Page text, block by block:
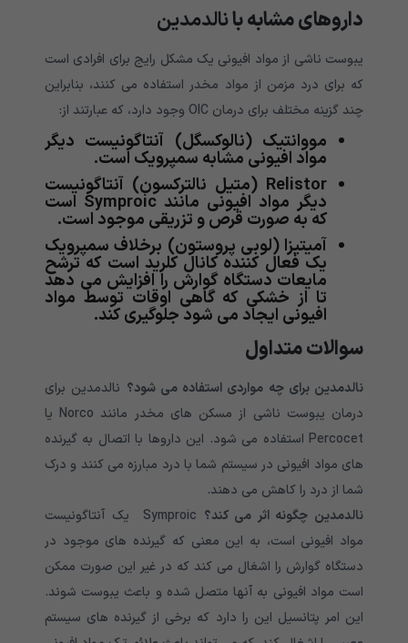
داروهای مشابه بانالدمدین
یبوست ناشی از مواد افیونی یک مشکل رایج برای افرادی است
که برای درد مزمن از مواد مخدر استفاده می کنند، بنابراین
چند گزینه مختلف برای درمان OIC وجود دارد، که عبارتند از:
مووانتیک (نالوکسگل) آنتاگونیست دیگر
مواد افیونی مشابه سمپرویک است.
Relistor (متیل نالترکسون) آنتاگونیست
دیگر مواد افیونی مانند Symproic است
که به صورت قرص و تزریقی موجود است.
آمیتیزا (لوبی پروستون) برخلاف سمپرویک
یک فعال کننده کانال کلرید است که ترشح
مایعات دستگاه گوارش را افزایش می دهد
تا از خشکی که گاهی اوقات توسط مواد
افیونی ایجاد می شود جلوگیری کند.
سوالات متداول
نالدمدین برای چه مواردی استفاده می شود؟ نالدمدین برای
درمان یبوست ناشی از مسکن های مخدر مانند Norco یا
Percocet استفاده می شود. این داروها با اتصال به گیرنده
های مواد افیونی در سیستم شما با درد مبارزه می کنند و درک
شما از درد را کاهش می دهند.
نالدمدین چگونه اثر می کند؟
Symproic یک آنتاگونیست
مواد افیونی است، به این معنی که گیرنده های موجود در
دستگاه گوارش را اشغال می کند که در غیر این صورت ممکن
است مواد افیونی به آنها متصل شده و باعث یبوست شوند.
این امر پتانسیل این را دارد که برخی از گیرنده های سیستم